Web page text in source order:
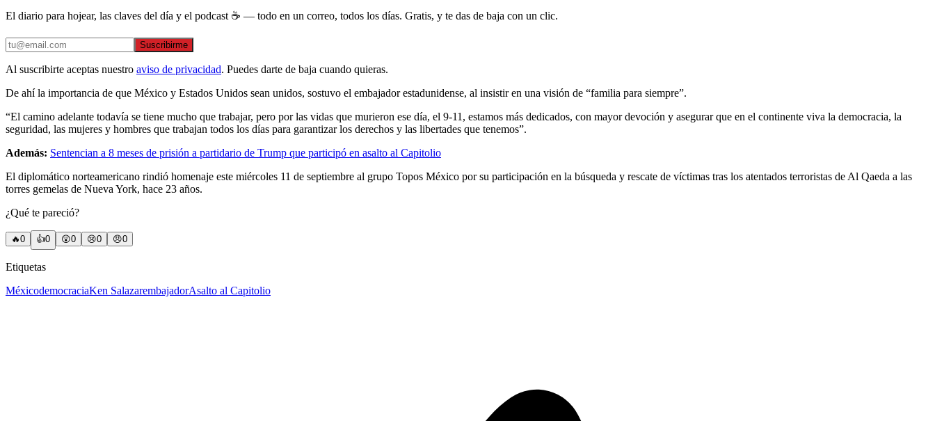
El diario para hojear, las claves del día y el podcast ☕ — todo en un correo, todos los días. Gratis, y te das de baja con un clic.
Suscribirme
Al suscribirte aceptas nuestro aviso de privacidad. Puedes darte de baja cuando quieras.
De ahí la importancia de que México y Estados Unidos sean unidos, sostuvo el embajador estadunidense, al insistir en una visión de “familia para siempre”.
“El camino adelante todavía se tiene mucho que trabajar, pero por las vidas que murieron ese día, el 9-11, estamos más dedicados, con mayor devoción y asegurar que en el continente viva la democracia, la
seguridad, las mujeres y hombres que trabajan todos los días para garantizar los derechos y las libertades que tenemos”.
Además: Sentencian a 8 meses de prisión a partidario de Trump que participó en asalto al Capitolio
El diplomático norteamericano rindió homenaje este miércoles 11 de septiembre al grupo Topos México por su participación en la búsqueda y rescate de víctimas tras los atentados terroristas de Al Qaeda a las
torres gemelas de Nueva York, hace 23 años.
¿Qué te pareció?
🔥0 👍0 😲0 😢0 😠0
Etiquetas
MéxicodemocraciaKen SalazarembajadorAsalto al Capitolio